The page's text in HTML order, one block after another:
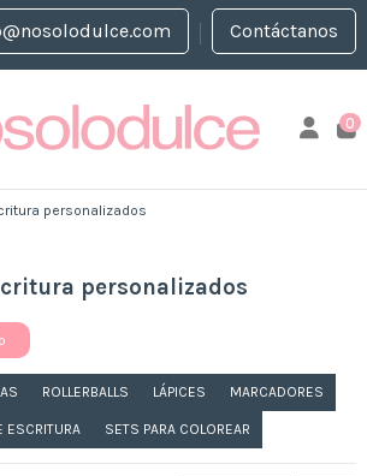
Contáctanos
0
personalizados
personalizados
ROLLERBALLS LÁPICES MARCADORES
ESCRITURA SETS PARA COLOREAR